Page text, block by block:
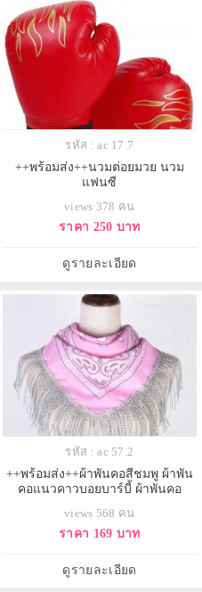
รหัส : ac 17.7
++พร้อมส่ง++นวมต่อยมวย นวม
แฟนซี
views 378 คน
ราคา 250 บาท
ดูรายละเอียด
รหัส : ac 57.2
++พร้อมส่ง++ผ้าพันคอสีชมพู ผ้าพัน
คอแนวคาวบอยบาร์บี้ ผ้าพันคอ
views 568 คน
ราคา 169 บาท
ดูรายละเอียด